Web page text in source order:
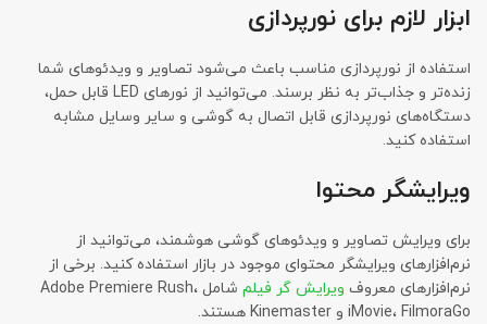
ابزار لازم برای نورپردازی
استفاده از نورپردازی مناسب باعث می‌شود تصاویر و ویدئوهای شما
زنده‌تر و جذاب‌تر به نظر برسند. می‌توانید از نورهای LED قابل حمل،
دستگاه‌های نورپردازی قابل اتصال به گوشی و سایر وسایل مشابه
استفاده کنید.
ویرایشگر محتوا
برای ویرایش تصاویر و ویدئوهای گوشی هوشمند، می‌توانید از
نرم‌افزارهای ویرایشگر محتوای موجود در بازار استفاده کنید. برخی از
نرم‌افزارهای معروف ویرایش گر فیلم
شامل Adobe Premiere Rush،
iMovie، FilmoraGo و Kinemaster هستند.